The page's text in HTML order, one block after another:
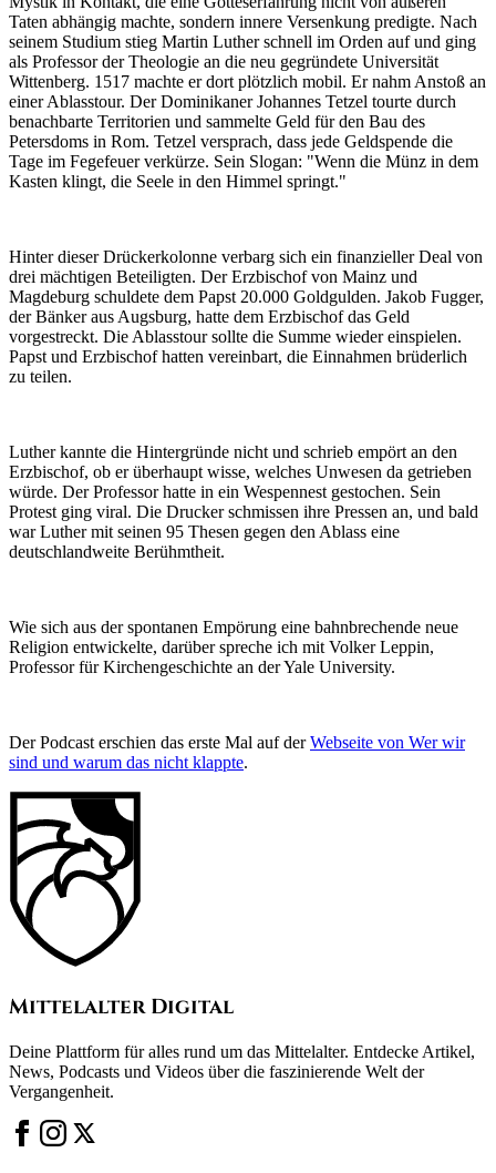
Taten abhängig machte, sondern innere Versenkung predigte. Nach
seinem Studium stieg Martin Luther schnell im Orden auf und ging
als Professor der Theologie an die neu gegründete Universität
Wittenberg. 1517 machte er dort plötzlich mobil. Er nahm Anstoß an
einer Ablasstour. Der Dominikaner Johannes Tetzel tourte durch
benachbarte Territorien und sammelte Geld für den Bau des
Petersdoms in Rom. Tetzel versprach, dass jede Geldspende die
Tage im Fegefeuer verkürze. Sein Slogan: "Wenn die Münz in dem
Kasten klingt, die Seele in den Himmel springt."
Hinter dieser Drückerkolonne verbarg sich ein finanzieller Deal von
drei mächtigen Beteiligten. Der Erzbischof von Mainz und
Magdeburg schuldete dem Papst 20.000 Goldgulden. Jakob Fugger,
der Bänker aus Augsburg, hatte dem Erzbischof das Geld
vorgestreckt. Die Ablasstour sollte die Summe wieder einspielen.
Papst und Erzbischof hatten vereinbart, die Einnahmen brüderlich
zu teilen.
Luther kannte die Hintergründe nicht und schrieb empört an den
Erzbischof, ob er überhaupt wisse, welches Unwesen da getrieben
würde. Der Professor hatte in ein Wespennest gestochen. Sein
Protest ging viral. Die Drucker schmissen ihre Pressen an, und bald
war Luther mit seinen 95 Thesen gegen den Ablass eine
deutschlandweite Berühmtheit.
Wie sich aus der spontanen Empörung eine bahnbrechende neue
Religion entwickelte, darüber spreche ich mit Volker Leppin,
Professor für Kirchengeschichte an der Yale University.
Der Podcast erschien das erste Mal auf derWebseite von Wer wir
sind und warum das nicht klappte.
Mittelalter Digital
Deine Plattform für alles rund um das Mittelalter. Entdecke Artikel,
News, Podcasts und Videos über die faszinierende Welt der
Vergangenheit.